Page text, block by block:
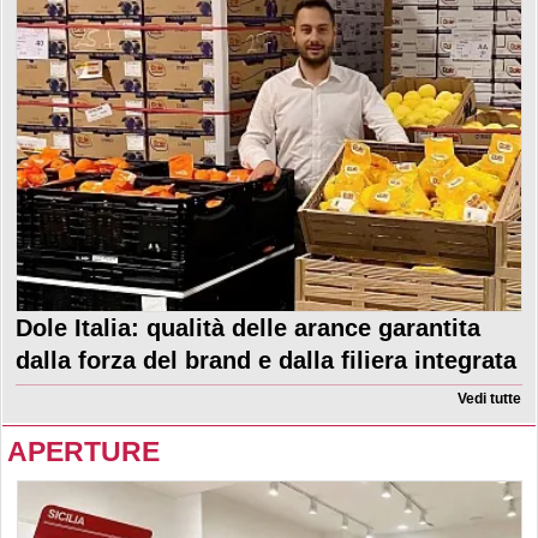
Dole Italia: qualità delle arance garantita
dalla forza del brand e dalla filiera integrata
Vedi tutte
APERTURE